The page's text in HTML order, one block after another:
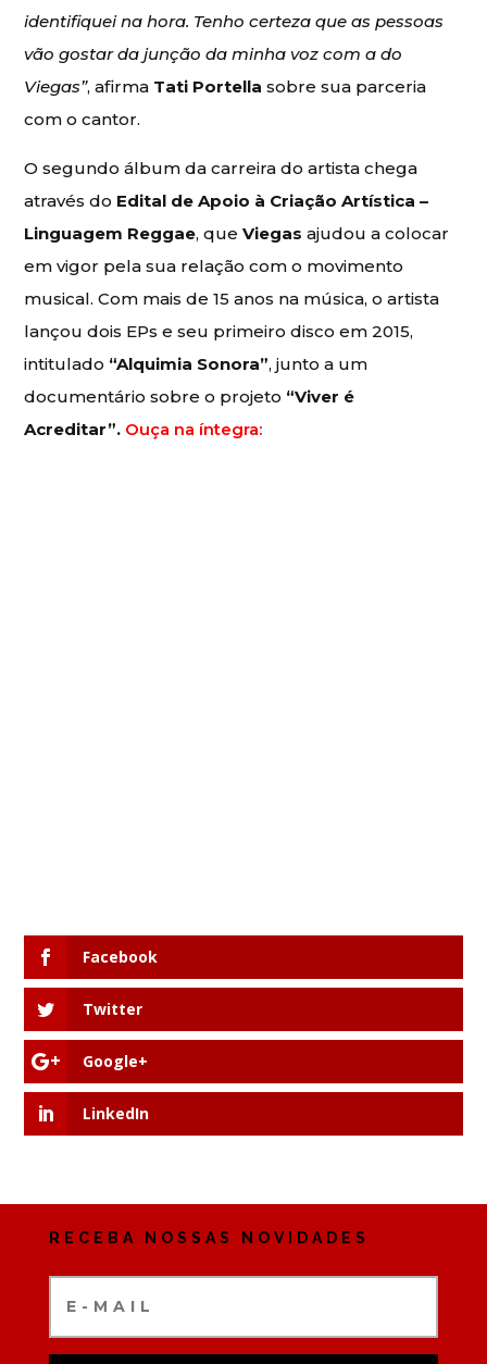
identifiquei na hora. Tenho certeza que as pessoas
vão gostar da junção da minha voz com a do
Viegas”, afirma Tati Portella sobre sua parceria
com o cantor.
O segundo álbum da carreira do artista chega
através do Edital de Apoio à Criação Artística –
Linguagem Reggae, queViegas ajudou a colocar
em vigor pela sua relação com o movimento
musical. Com mais de 15 anos na música, o artista
lançou dois EPs e seu primeiro disco em 2015,
intitulado “Alquimia Sonora”, junto a um
documentário sobre o projeto “Viver é
Acreditar”. Ouça na íntegra:
Facebook
Twitter
Google+
LinkedIn
RECEBA NOSSAS NOVIDADES